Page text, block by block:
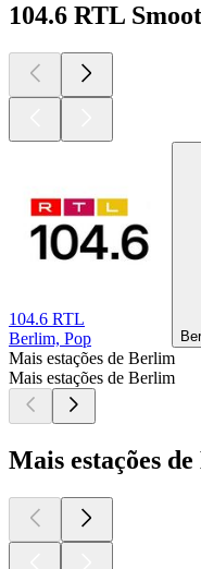
104.6 RTL
104.6 RTL
Berlim, Pop
Mais estações de Berlim
Mais estações de Berlim
Mais estações